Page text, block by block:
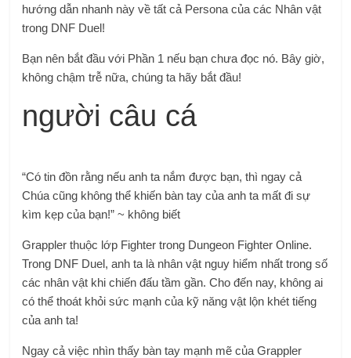
hướng dẫn nhanh này về tất cả Persona của các Nhân vật
trong DNF Duel!
Bạn nên bắt đầu với Phần 1 nếu bạn chưa đọc nó. Bây giờ,
không chậm trễ nữa, chúng ta hãy bắt đầu!
người câu cá
“Có tin đồn rằng nếu anh ta nắm được bạn, thì ngay cả
Chúa cũng không thể khiến bàn tay của anh ta mất đi sự
kìm kẹp của bạn!” ~ không biết
Grappler thuộc lớp Fighter trong Dungeon Fighter Online.
Trong DNF Duel, anh ta là nhân vật nguy hiểm nhất trong số
các nhân vật khi chiến đấu tầm gần. Cho đến nay, không ai
có thể thoát khỏi sức mạnh của kỹ năng vật lộn khét tiếng
của anh ta!
Ngay cả việc nhìn thấy bàn tay mạnh mẽ của Grappler